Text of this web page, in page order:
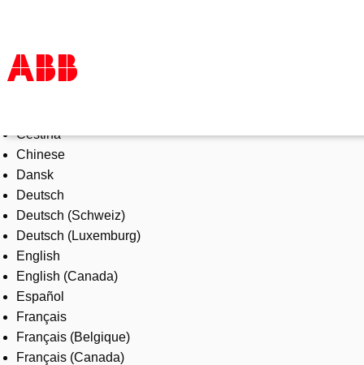
Products & Solutions
Industries
Services
About us
Where to buy
Contact us
Careers
Čeština
Chinese
Dansk
Deutsch
Deutsch (Schweiz)
Deutsch (Luxemburg)
English
English (Canada)
Español
Français
Français (Belgique)
Français (Canada)